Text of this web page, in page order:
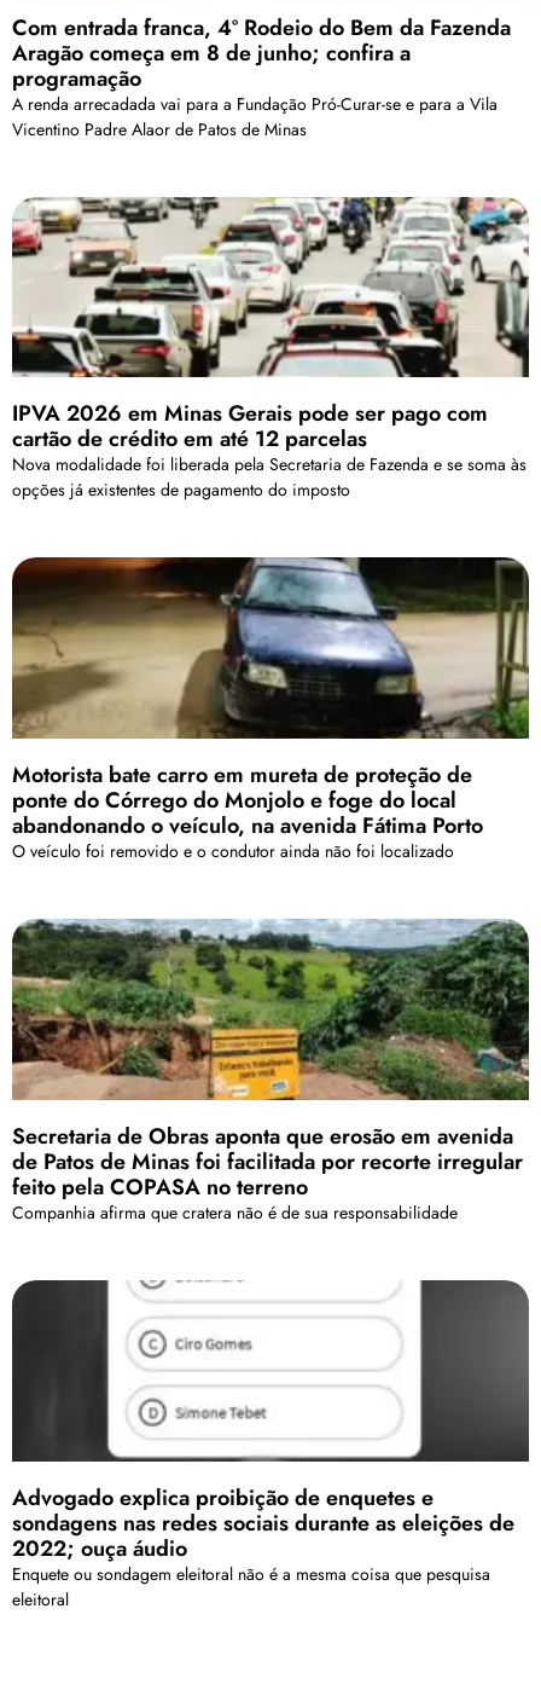
Com entrada franca, 4º Rodeio do Bem da Fazenda
Aragão começa em 8 de junho; confira a
programação
A renda arrecadada vai para a Fundação Pró-Curar-se e para a Vila
Vicentino Padre Alaor de Patos de Minas
IPVA 2026 em Minas Gerais pode ser pago com
cartão de crédito em até 12 parcelas
Nova modalidade foi liberada pela Secretaria de Fazenda e se soma às
opções já existentes de pagamento do imposto
Motorista bate carro em mureta de proteção de
ponte do Córrego do Monjolo e foge do local
abandonando o veículo, na avenida Fátima Porto
O veículo foi removido e o condutor ainda não foi localizado
Secretaria de Obras aponta que erosão em avenida
de Patos de Minas foi facilitada por recorte irregular
feito pela COPASA no terreno
Companhia afirma que cratera não é de sua responsabilidade
Advogado explica proibição de enquetes e
sondagens nas redes sociais durante as eleições de
2022; ouça áudio
Enquete ou sondagem eleitoral não é a mesma coisa que pesquisa
eleitoral